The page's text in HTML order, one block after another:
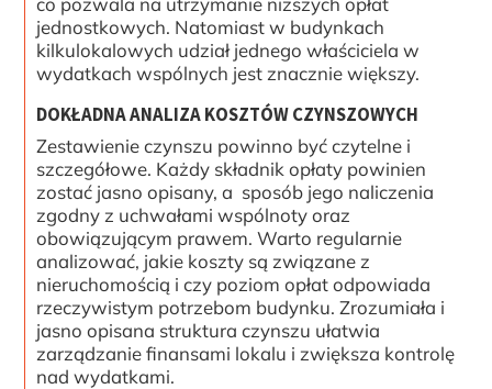
jednostkowych. Natomiast w budynkach
kilkulokalowych udział jednego właściciela w
wydatkach wspólnych jest znacznie większy.
DOKŁADNA ANALIZA KOSZTÓW CZYNSZOWYCH
Zestawienie czynszu powinno być czytelne i
szczegółowe. Każdy składnik opłaty powinien
zostać jasno opisany, a sposób jego naliczenia
zgodny z uchwałami wspólnoty oraz
obowiązującym prawem. Warto regularnie
analizować, jakie koszty są związane z
nieruchomością i czy poziom opłat odpowiada
rzeczywistym potrzebom budynku. Zrozumiała i
jasno opisana struktura czynszu ułatwia
zarządzanie finansami lokalu i zwiększa kontrolę
nad wydatkami.